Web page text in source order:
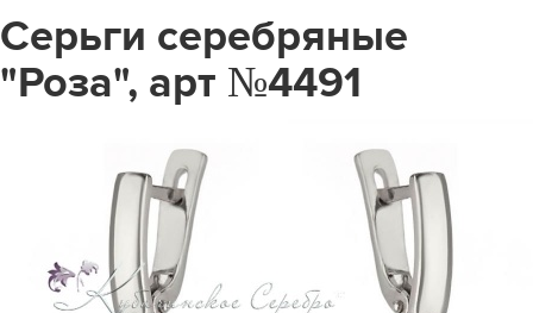
Серьги серебряные
"Роза", арт №4491